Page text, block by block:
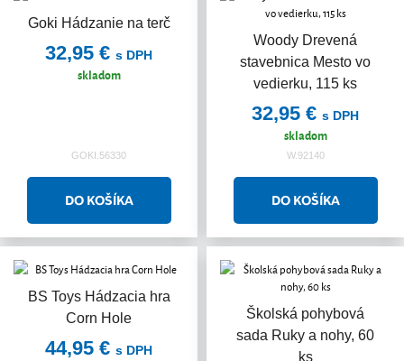
Goki Hádzanie na terč
32,95 € s DPH
skladom
GOKI.56330
Woody Drevená
stavebnica Mesto vo
vedierku, 115 ks
32,95 € s DPH
skladom
W.92140
BS Toys Hádzacia hra
Corn Hole
44,95 € s DPH
Školská pohybová
sada Ruky a nohy, 60
ks